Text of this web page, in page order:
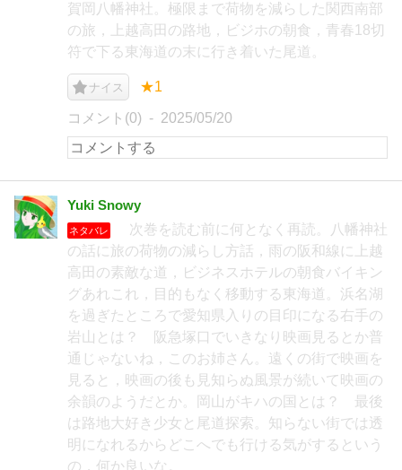
賀岡八幡神社。極限まで荷物を減らした関西南部
の旅，上越高田の路地，ビジホの朝食，青春18切
符で下る東海道の末に行き着いた尾道。
ナイス ★1
コメント(0) 2025/05/20
Yuki Snowy
ネタバレ
次巻を読む前に何となく再読。八幡神社
の話に旅の荷物の減らし方話，雨の阪和線に上越
高田の素敵な道，ビジネスホテルの朝食バイキン
グあれこれ，目的もなく移動する東海道。浜名湖
を過ぎたところで愛知県入りの目印になる右手の
岩山とは？ 阪急塚口でいきなり映画見るとか普
通じゃないね，このお姉さん。遠くの街で映画を
見ると，映画の後も見知らぬ風景が続いて映画の
余韻のようだとか。岡山がキハの国とは？ 最後
は路地大好き少女と尾道探索。知らない街では透
明になれるからどこへでも行ける気がするという
の，何か良いな。